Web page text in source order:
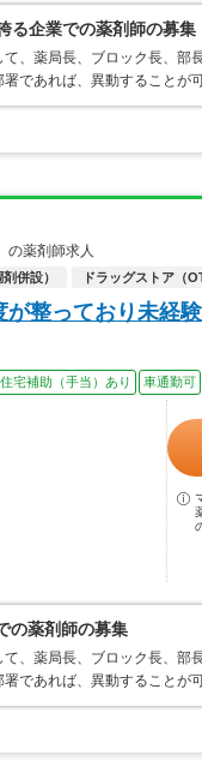
る企業での薬剤師の募集
、薬局長、ブロック長、部
であれば、異動すること
薬剤師求人
併設） ドラッグストア（
が整っており未経
住宅補助（手当）あり 車通勤可
の薬剤師の募集
、薬局長、ブロック長、部
であれば、異動すること